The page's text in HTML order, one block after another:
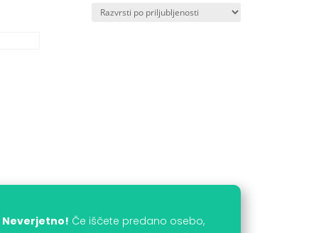
Neverjetno! Če iščete predano osebo,